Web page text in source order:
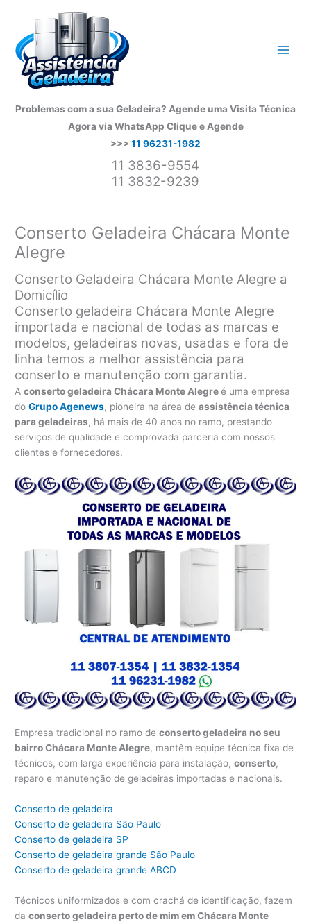
conteúdo
Problemas com a sua Geladeira? Agende uma Visita Técnica
Agora via WhatsApp Clique e Agende
>>> 11 96231-1982
11 3836-9554
11 3832-9239
Conserto Geladeira Chácara Monte
Alegre
Conserto Geladeira Chácara Monte Alegre a
Domicílio
Conserto geladeira Chácara Monte Alegre
importada e nacional de todas as marcas e
modelos, geladeiras novas, usadas e fora de
linha temos a melhor assistência para
conserto e manutenção com garantia.
Aconserto geladeira Chácara Monte Alegreé uma empresa
doGrupo Agenews, pioneira na área deassistência técnica
para geladeiras, há mais de 40 anos no ramo, prestando
serviços de qualidade e comprovada parceria com nossos
clientes e fornecedores.
Empresa tradicional no ramo deconserto geladeira no seu
bairro Chácara Monte Alegre, mantêm equipe técnica fixa de
técnicos, com larga experiência para instalação,conserto,
reparo e manutenção de geladeiras importadas e nacionais.
Conserto de geladeira
Conserto de geladeira São Paulo
Conserto de geladeira SP
Conserto de geladeira grande São Paulo
Conserto de geladeira grande ABCD
Técnicos uniformizados e com crachá de identificação, fazem
daconserto geladeira perto de mim em Chácara Monte